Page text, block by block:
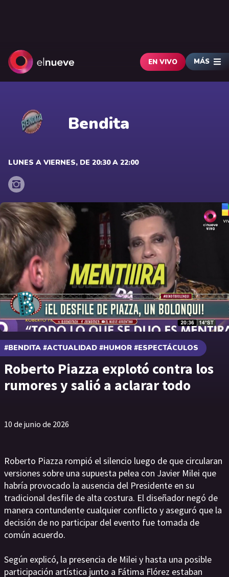
EN VIVO MÁS
Bendita
LUNES A VIERNES, DE 20:30 A 22:00
#BENDITA #ACTUALIDAD #HUMOR #ESPECTÁCULOS
Roberto Piazza explotó contra los
rumores y salió a aclarar todo
10 de junio de 2026
Roberto Piazza rompió el silencio luego de que circularan
versiones sobre una supuesta pelea con Javier Milei que
habría provocado la ausencia del Presidente en su
tradicional desfile de alta costura. El diseñador negó de
manera contundente cualquier conflicto y aseguró que la
decisión de no participar del evento fue tomada de
común acuerdo.
Según explicó, la presencia de Milei y hasta una posible
participación artística junto a Fátima Flórez estaban